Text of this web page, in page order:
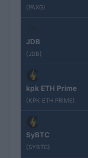
(PAXG)
JDB
(JDB)
kpk ETH Prime
(KPK ETH PRIME)
SyBTC
(SYBTC)